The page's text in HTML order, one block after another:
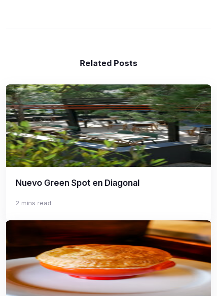
Related Posts
Nuevo Green Spot en Diagonal
2 mins read